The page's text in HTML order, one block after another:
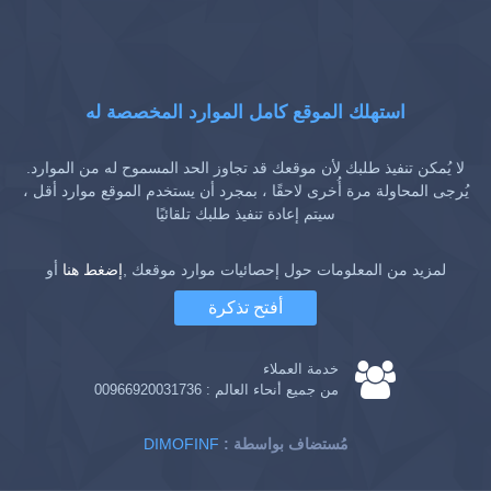
استهلك الموقع كامل الموارد المخصصة له
لا يُمكن تنفيذ طلبك لأن موقعك قد تجاوز الحد المسموح له من الموارد.
يُرجى المحاولة مرة أُخرى لاحقًا ، بمجرد أن يستخدم الموقع موارد أقل ،
سيتم إعادة تنفيذ طلبك تلقائيًا
لمزيد من المعلومات حول إحصائيات موارد موقعك ,إضغط هنا أو
أفتح تذكرة
خدمة العملاء
من جميع أنحاء العالم : 00966920031736
DIMOFINF : مُستضاف بواسطة